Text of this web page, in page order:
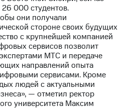
000 студентов.
они получали
стороне своих будущих
с крупнейшей компанией
сервисов позволит
МТС и передаче
направлений опыта
сервисами. Кроме
людей с актуальными
— отметил ректор
университета Максим